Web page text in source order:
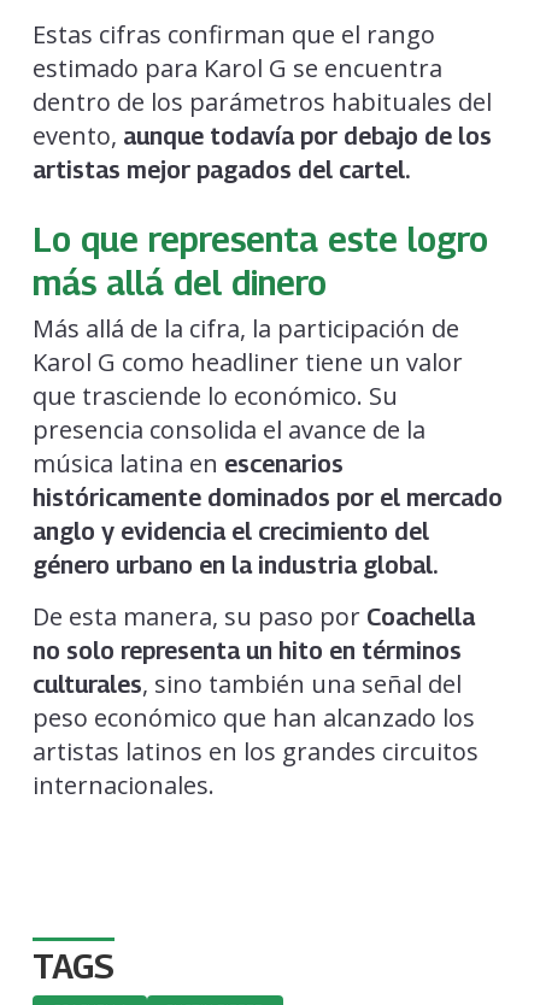
Estas cifras confirman que el rango
estimado para Karol G se encuentra
dentro de los parámetros habituales del
evento, aunque todavía por debajo de los
artistas mejor pagados del cartel.
Lo que representa este logro
más allá del dinero
Más allá de la cifra, la participación de
Karol G como headliner tiene un valor
que trasciende lo económico. Su
presencia consolida el avance de la
música latina en escenarios
históricamente dominados por el mercado
anglo y evidencia el crecimiento del
género urbano en la industria global.
De esta manera, su paso porCoachella
no solo representa un hito en términos
culturales, sino también una señal del
peso económico que han alcanzado los
artistas latinos en los grandes circuitos
internacionales.
TAGS